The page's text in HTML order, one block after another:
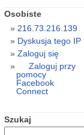
Osobiste
216.73.216.139
Dyskusja tego IP
Zaloguj się
Zaloguj przy
pomocy
Facebook
Connect
Szukaj